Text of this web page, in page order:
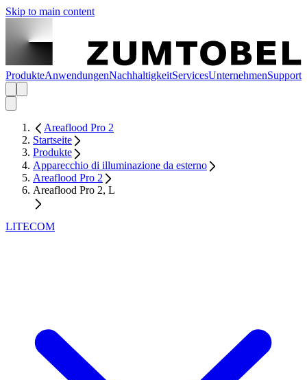
Skip to main content
ProdukteAnwendungenNachhaltigkeitServicesUnternehmenSupport
Areaflood Pro 2
Startseite
Produkte
Apparecchio di illuminazione da esterno
Areaflood Pro 2
Areaflood Pro 2, L
LITECOM